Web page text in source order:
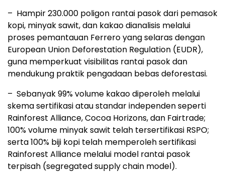
– Hampir 230.000 poligon rantai pasok dari pemasok
kopi, minyak sawit, dan kakao dianalisis melalui
proses pemantauan Ferrero yang selaras dengan
European Union Deforestation Regulation (EUDR),
guna memperkuat visibilitas rantai pasok dan
mendukung praktik pengadaan bebas deforestasi.
– Sebanyak 99% volume kakao diperoleh melalui
skema sertifikasi atau standar independen seperti
Rainforest Alliance, Cocoa Horizons, dan Fairtrade;
100% volume minyak sawit telah tersertifikasi RSPO;
serta 100% biji kopi telah memperoleh sertifikasi
Rainforest Alliance melalui model rantai pasok
terpisah (segregated supply chain model).